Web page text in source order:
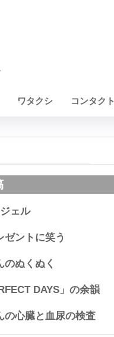
ワタクシ コンタクト
ェル
ゼントに笑う
のぬくぬく
DAYS」の余韻
の心臓と血尿の検査